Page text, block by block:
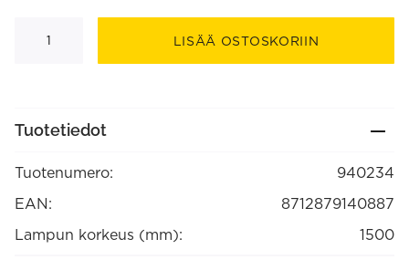
60W
LISÄÄ OSTOSKORIIN
Tuotetiedot
Tuotenumero:
940234
EAN:
8712879140887
Lampun korkeus (mm):
1500